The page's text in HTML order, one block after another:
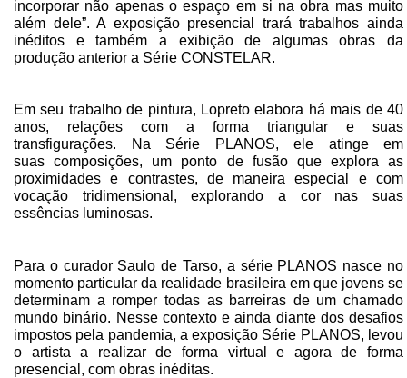
incorporar não apenas o espaço em si na obra mas muito
além dele”. A exposição presencial trará trabalhos ainda
inéditos e também a exibição de algumas obras da
produção anterior a Série CONSTELAR.
Em seu trabalho de pintura, Lopreto elabora há mais de 40
anos, relações com a forma triangular e suas
transfigurações. Na Série PLANOS, ele atinge em
suascomposições, um ponto de fusão que explora as
proximidades e contrastes, de maneira especial e com
vocação tridimensional, explorando a cor nas suas
essências luminosas.
Para o curador Saulo de Tarso, a série PLANOS nasce no
momento particular da realidade brasileira em que jovens se
determinam a romper todas as barreiras de um chamado
mundo binário. Nesse contexto e ainda diante dos desafios
impostos pela pandemia, a exposição Série PLANOS, levou
o artista a realizar de forma virtual e agorade forma
presencial, com obras inéditas.